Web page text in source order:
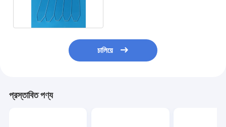
চালিয়ে
প্রস্তাবিত পণ্য